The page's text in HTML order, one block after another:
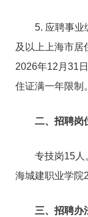
5. 应聘事业编
及以上上海市居
2026年12月31
住证满一年限制
二、招聘岗
专技岗15人。
海城建职业学院
三、招聘办